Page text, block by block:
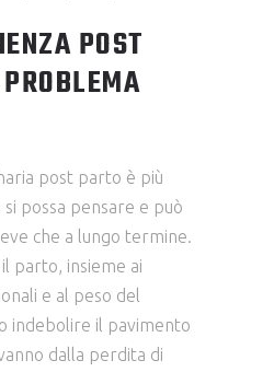
POST
post parto è più
possa pensare e può
che a lungo termine.
parto, insieme ai
e al peso del
indebolire il pavimento
dalla perdita di